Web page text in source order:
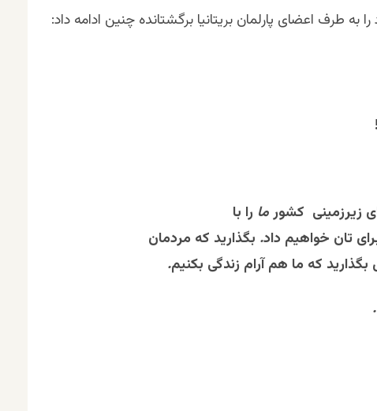
به طرف اعضای پارلمان بریتانیا برگشتانده چنین ادامه داد:
زیرزمینی کشورما را با
تان خواهیم داد. بگذارید که مردمان
بگذارید که ما هم آرام زندگی بکنیم.